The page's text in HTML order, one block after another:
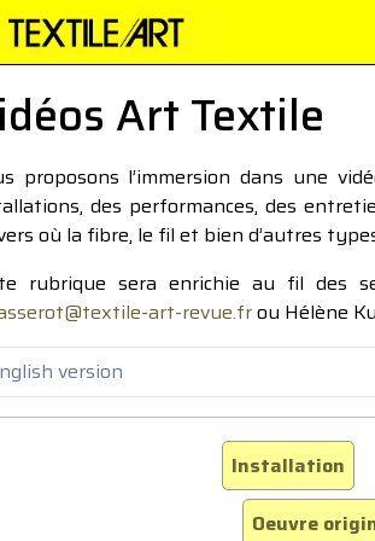
Art Textile
proposons l’immersion dans une
des performances, des
où la fibre, le fil et bien d’autres
rubrique sera enrichie au fil des
art-revue.frou Hélène
version
Installation
Oeuvre